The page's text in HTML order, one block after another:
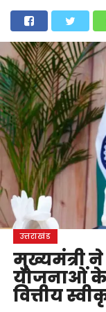
उत्तराखंडअल्मोड़ा
देहरादूननैनीतालपिथौरागढ़
मनोरंजन
उत्तराखंड
मुख्यमंत्री ने
योजनाओं के
वित्तीय